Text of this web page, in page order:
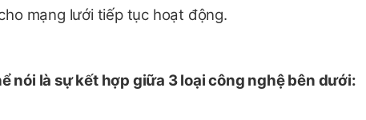
mạng lưới tiếp tục hoạt động.
nói là sự kết hợp giữa 3 loại công nghệ bên dưới: